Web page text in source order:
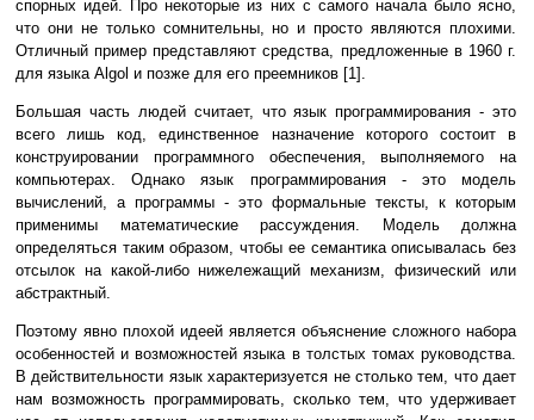
спорных идей. Про некоторые из них с самого начала было ясно,
что они не только сомнительны, но и просто являются плохими.
Отличный пример представляют средства, предложенные в 1960 г.
для языка Algol и позже для его преемников [1].
Большая часть людей считает, что язык программирования - это
всего лишь код, единственное назначение которого состоит в
конструировании программного обеспечения, выполняемого на
компьютерах. Однако язык программирования - это модель
вычислений, а программы - это формальные тексты, к которым
применимы математические рассуждения. Модель должна
определяться таким образом, чтобы ее семантика описывалась без
отсылок на какой-либо нижележащий механизм, физический или
абстрактный.
Поэтому явно плохой идеей является объяснение сложного набора
особенностей и возможностей языка в толстых томах руководства.
В действительности язык характеризуется не столько тем, что дает
нам возможность программировать, сколько тем, что удерживает